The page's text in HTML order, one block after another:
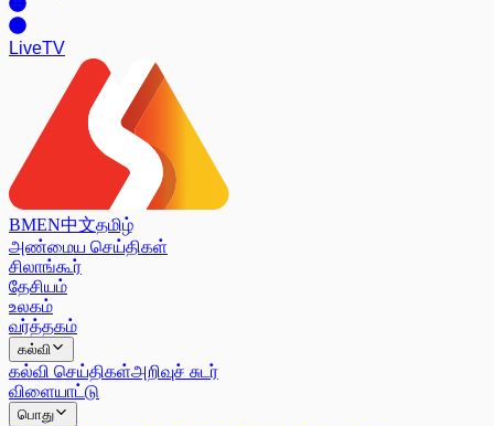
LiveTV
BMEN中文தமிழ்
அண்மைய செய்திகள்
சிலாங்கூர்
தேசியம்
உலகம்
வர்த்தகம்
கல்வி
கல்வி செய்திகள்அறிவுச் சுடர்
விளையாட்டு
பொது